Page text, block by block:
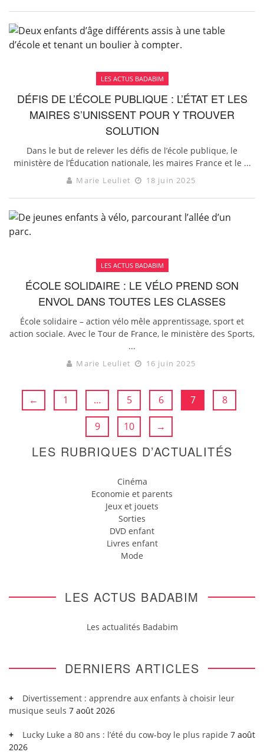
LES ACTUS BADABIM
DÉFIS DE L’ÉCOLE PUBLIQUE : L’ÉTAT ET LES
MAIRES S’UNISSENT POUR Y TROUVER
SOLUTION
Dans le but de relever les défis de l’école publique, le
ministère de l’Éducation nationale, les maires France et le ...
Marie Leuliet 18 juin 2025
LES ACTUS BADABIM
ÉCOLE SOLIDAIRE : LE VÉLO PREND SON
ENVOL DANS TOUTES LES CLASSES
École solidaire – action vélo mêle apprentissage, sport et
action sociale. Avec le Tour de France, le ministère des Sports,
...
Marie Leuliet 16 juin 2025
← 1 … 5 6 7 8
9 10 →
LES RUBRIQUES D’ACTUALITÉS
Cinéma
Economie et parents
Jeux et jouets
Sorties
DVD enfant
Livres enfant
Mode
LES ACTUS BADABIM
Les actualités Badabim
DERNIERS ARTICLES
Divertissement : apprendre aux enfants à choisir leur
musique seuls 7 août 2026
Lucky Luke a 80 ans : l’été du cow-boy le plus rapide 7 août
2026